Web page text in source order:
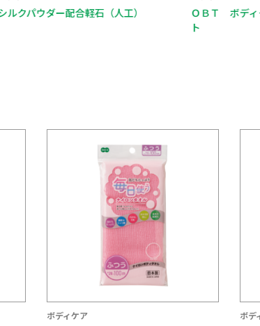
ー配合軽石（人工）
ＯＢＴ ボディタオル
ボディケア ボデ